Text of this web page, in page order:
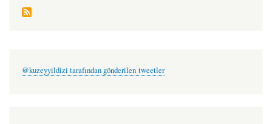
@kuzeyyildizi tarafından gönderilen tweetler